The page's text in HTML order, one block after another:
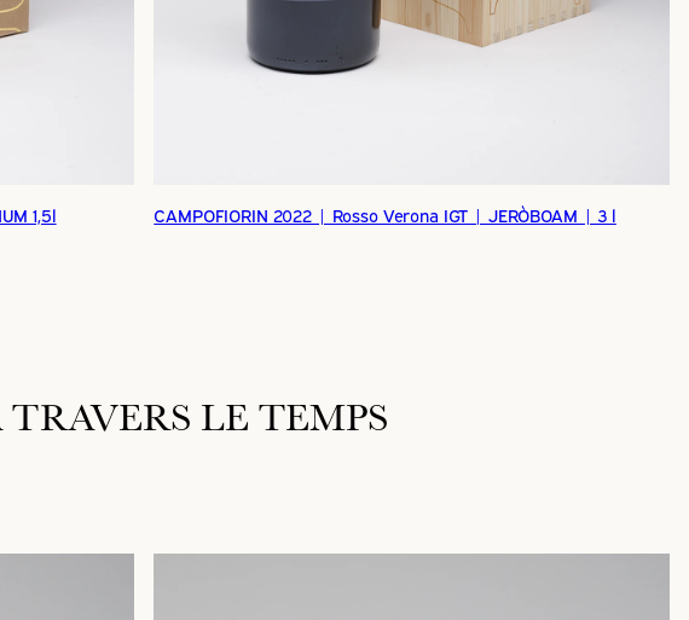
1,5l CAMPOFIORIN 2022 | Rosso Verona IGT | JERÒBOAM | 3 l
LE TEMPS